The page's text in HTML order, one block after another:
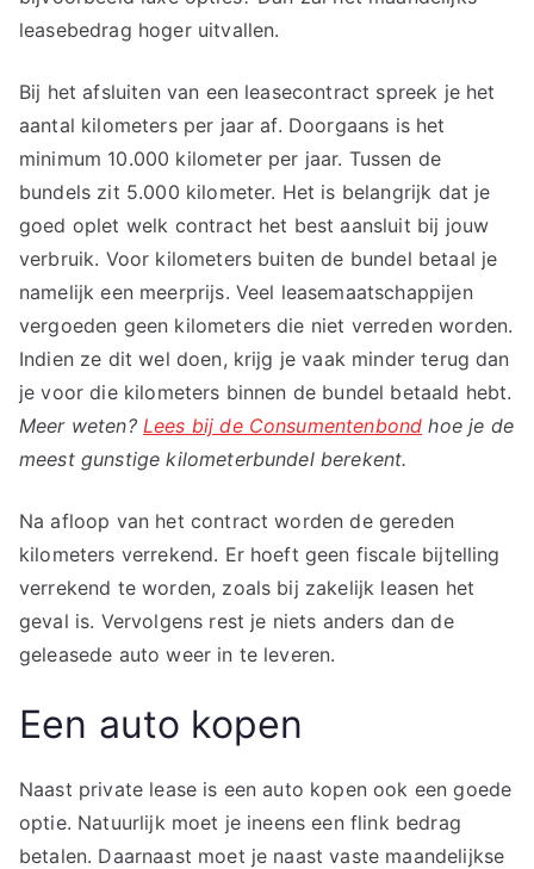
leasebedrag hoger uitvallen.
Bij het afsluiten van een leasecontract spreek je het
aantal kilometers per jaar af. Doorgaans is het
minimum 10.000 kilometer per jaar. Tussen de
bundels zit 5.000 kilometer. Het is belangrijk dat je
goed oplet welk contract het best aansluit bij jouw
verbruik. Voor kilometers buiten de bundel betaal je
namelijk een meerprijs. Veel leasemaatschappijen
vergoeden geen kilometers die niet verreden worden.
Indien ze dit wel doen, krijg je vaak minder terug dan
je voor die kilometers binnen de bundel betaald hebt.
Meer weten? Lees bij de Consumentenbond hoe je de
meest gunstige kilometerbundel berekent.
Na afloop van het contract worden de gereden
kilometers verrekend. Er hoeft geen fiscale bijtelling
verrekend te worden, zoals bij zakelijk leasen het
geval is. Vervolgens rest je niets anders dan de
geleasede auto weer in te leveren.
Een auto kopen
Naast private lease is een auto kopen ook een goede
optie. Natuurlijk moet je ineens een flink bedrag
betalen. Daarnaast moet je naast vaste maandelijkse